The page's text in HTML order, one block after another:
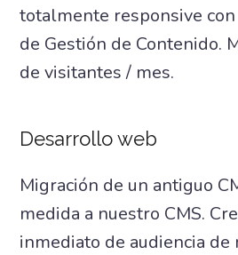
totalmente responsive
de Gestión de Contenido.
de visitantes / mes.
Desarrollo web
Migración de un antiguo
medida a nuestro CMS.
inmediato de audiencia de